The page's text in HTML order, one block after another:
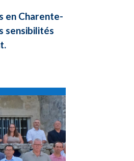
en Charente-
sensibilités